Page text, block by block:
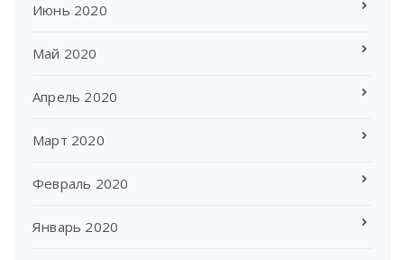
Июнь 2020
Май 2020
Апрель 2020
Март 2020
Февраль 2020
Январь 2020